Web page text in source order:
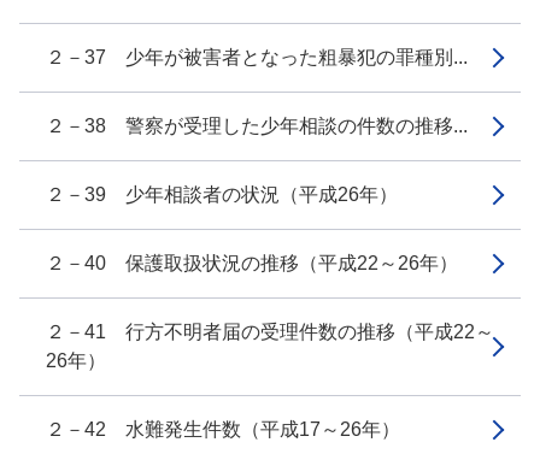
２－37 少年が被害者となった粗暴犯の罪種別...
２－38 警察が受理した少年相談の件数の推移...
２－39 少年相談者の状況（平成26年）
２－40 保護取扱状況の推移（平成22～26年）
２－41 行方不明者届の受理件数の推移（平成22～
26年）
２－42 水難発生件数（平成17～26年）